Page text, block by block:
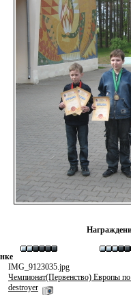
IMG_9123035.jpg
Чемпионат(Первенство) Европы
destroyer